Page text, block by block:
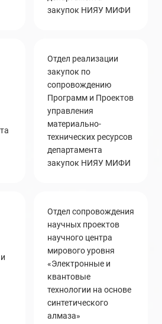
закупок НИЯУ МИФИ
Отдел реализации
закупок по
сопровождению
Программ и Проектов
управления
материально-
технических ресурсов
департамента
закупок НИЯУ МИФИ
Отдел сопровождения
научных проектов
научного центра
мирового уровня
«Электронные и
квантовые
технологии на основе
синтетического
алмаза»